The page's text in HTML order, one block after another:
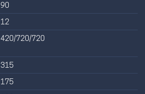
90
12
420/720/720
315
175